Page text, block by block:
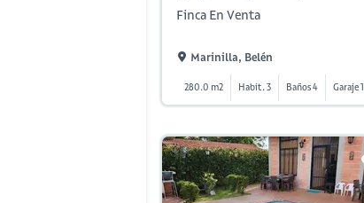
Finca En Venta
Marinilla, Belén
280.0 m2 Habit. 3 Baños 4 Garaje 1